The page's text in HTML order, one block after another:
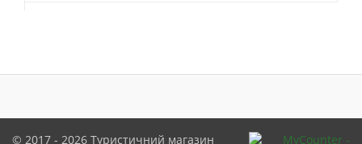
© 2017 - 2026 Туристичний магазин